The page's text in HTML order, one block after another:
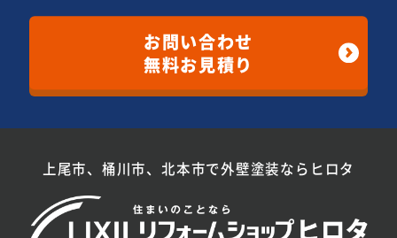
お問い合わせ
無料お見積り
上尾市、桶川市、北本市で外壁塗装ならヒロタ